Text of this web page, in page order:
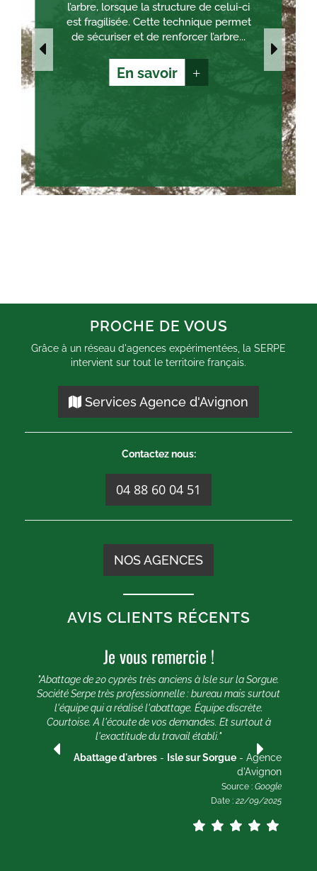
l’arbre, lorsque la structure de celui-ci
est fragilisée. Cette technique permet
de sécuriser et de renforcer l’arbre...
En savoir +
PROCHE DE VOUS
Grâce à un réseau d'agences expérimentées, la SERPE
intervient sur tout le territoire français.
Services Agence d'Avignon
Contactez nous:
04 88 60 04 51
NOS AGENCES
AVIS CLIENTS RÉCENTS
Je vous remercie !
"Abattage de 20 cyprès très anciens à Isle sur la Sorgue.
Société Serpe très professionnelle : bureau mais surtout
l'équipe qui a réalisé l'abattage. Équipe discrète.
Courtoise. A l'écoute de vos demandes. Et surtout à
l'exactitude du travail établi."
Abattage d'arbres - Isle sur Sorgue - Agence
d'Avignon
Source : Google
Date : 22/09/2025